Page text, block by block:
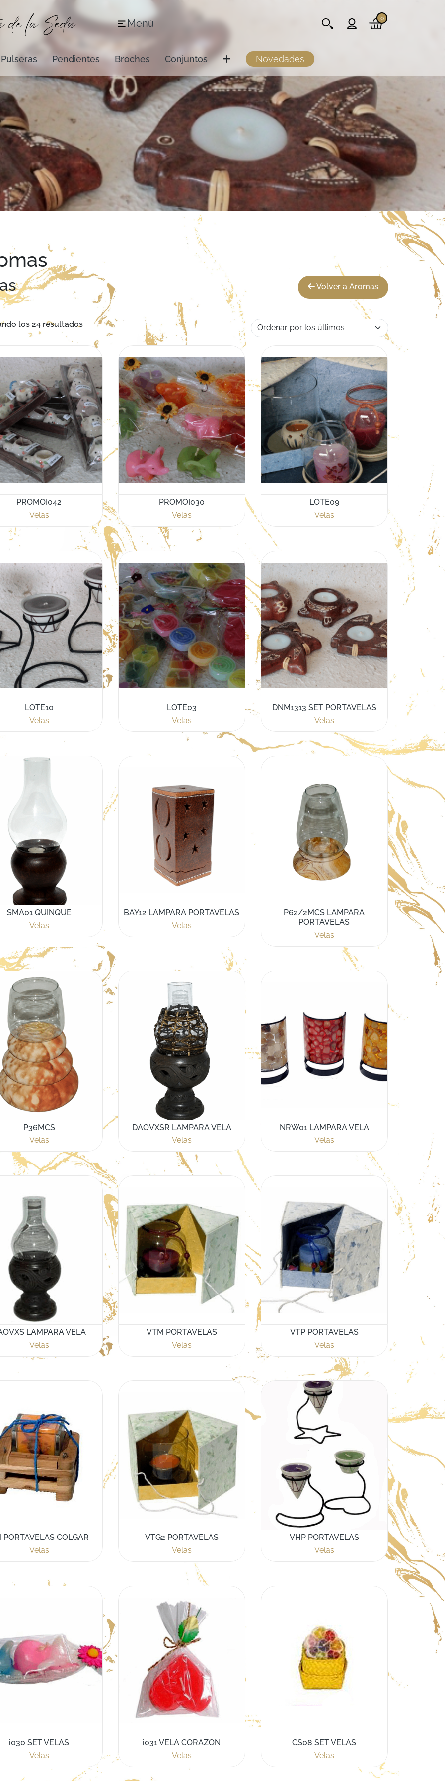
Menú 0
Pulseras Pendientes Broches Conjuntos Novedades
Volver a Aromas
los 24 resultadosOrdenado por los últimos
PROMOI042
Velas
PROMOI030
Velas
LOTE09
Velas
LOTE10
Velas
LOTE03
Velas
DNM1313 SET PORTAVELAS
Velas
SMA01 QUINQUE
Velas
BAY12 LAMPARA PORTAVELAS
Velas
P62/2MCS LAMPARA
PORTAVELAS
Velas
P36MCS
Velas
DAOVXSR LAMPARA VELA
Velas
NRW01 LAMPARA VELA
Velas
LAMPARA VELA
Velas
VTM PORTAVELAS
Velas
VTP PORTAVELAS
Velas
PORTAVELAS COLGAR
Velas
VTG2 PORTAVELAS
Velas
VHP PORTAVELAS
Velas
i030 SET VELAS
Velas
i031 VELA CORAZON
Velas
CS08 SET VELAS
Velas